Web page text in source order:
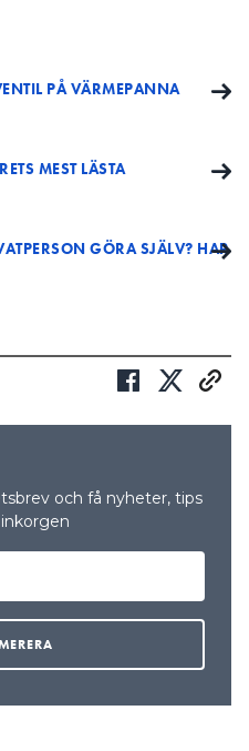
PÅ VÄRMEPANNA
MEST LÄSTA
GÖRA SJÄLV? HAR
och få nyheter, tips